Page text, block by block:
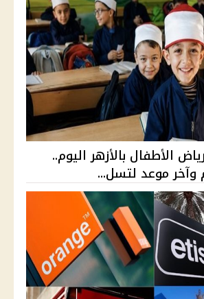
الأطفال بالأزهر اليوم..
وآخر موعد لتسل...